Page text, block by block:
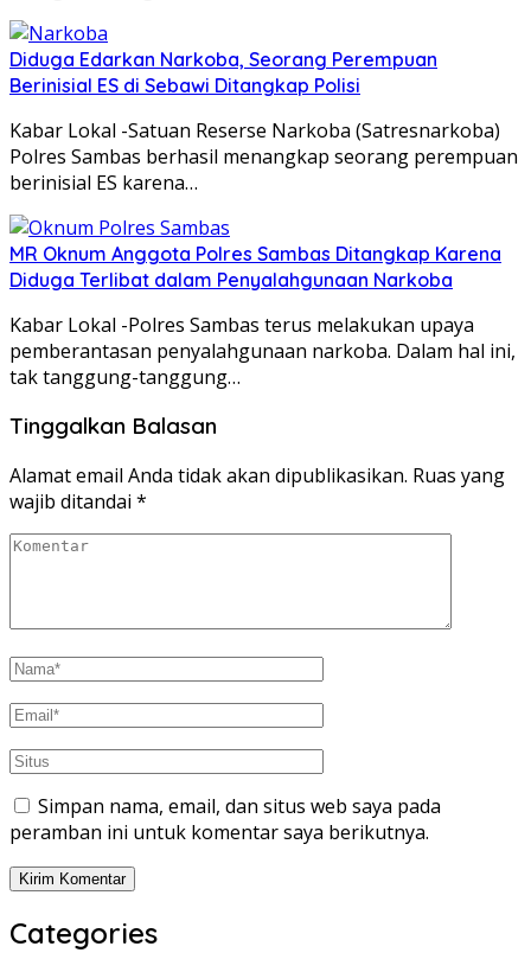
Diduga Edarkan Narkoba, Seorang Perempuan
Berinisial ES di Sebawi Ditangkap Polisi
Kabar Lokal -Satuan Reserse Narkoba (Satresnarkoba)
Polres Sambas berhasil menangkap seorang perempuan
berinisial ES karena…
MR Oknum Anggota Polres Sambas Ditangkap Karena
Diduga Terlibat dalam Penyalahgunaan Narkoba
Kabar Lokal -Polres Sambas terus melakukan upaya
pemberantasan penyalahgunaan narkoba. Dalam hal ini,
tak tanggung-tanggung…
Tinggalkan Balasan
Alamat email Anda tidak akan dipublikasikan. Ruas yang
wajib ditandai *
Simpan nama, email, dan situs web saya pada
peramban ini untuk komentar saya berikutnya.
Categories